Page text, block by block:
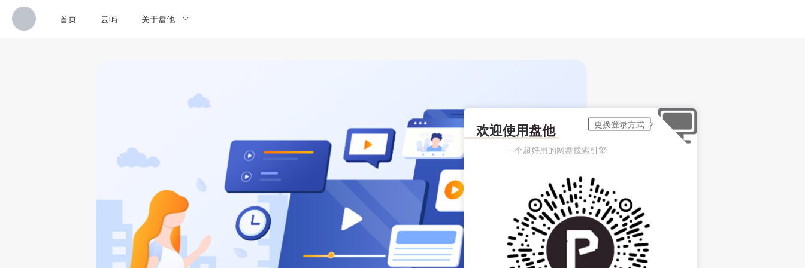
首页 云屿 关于盘他
欢迎使用盘他
一个超好用的网盘搜索引擎